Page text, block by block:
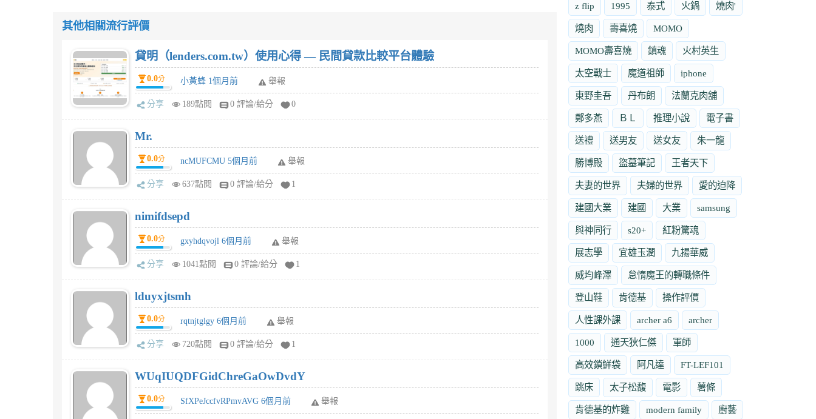
其他相關流行評價
貸明（lenders.com.tw）使用心得 — 民間貸款比較平台體驗
0.0分 小黃蜂 1個月前 舉報
分享 189點閱 0 評論/給分 0
Mr.
0.0分 ncMUFCMU 5個月前 舉報
分享 637點閱 0 評論/給分 1
nimifdsepd
0.0分 gxyhdqvojl 6個月前 舉報
分享 1041點閱 0 評論/給分 1
lduyxjtsmh
0.0分 rqtnjtglgy 6個月前 舉報
分享 720點閱 0 評論/給分 1
WUqIUQDFGidChreGaOwDvdY
0.0分 SfXPeJccfvRPmvAVG 6個月前 舉報
z flip 1995 泰式 火鍋 燒肉'
燒肉 壽喜燒 MOMO
MOMO壽喜燒 鎮魂 火村英生
太空戰士 魔道祖師 iphone
東野圭吾 丹布朗 法蘭克肉舖
鄭多燕 ＢＬ 推理小說 電子書
送禮 送男友 送女友 朱一龍
勝博殿 盜墓筆記 王者天下
夫妻的世界 夫婦的世界 愛的迫降
建國大業 建國 大業 samsung
與神同行 s20+ 紅粉驚魂
展志學 宜雄玉潤 九揚華威
威均峰澤 怠惰魔王的轉職條件
登山鞋 肯德基 操作評價
人性課外課 archer a6 archer
1000 通天狄仁傑 軍師
高效鎖鮮袋 阿凡達 FT-LEF101
跳床 太子松馥 電影 薯條
肯德基的炸雞 modern family 廚藝